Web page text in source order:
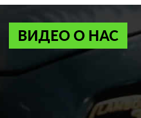
ВИДЕО О НАС